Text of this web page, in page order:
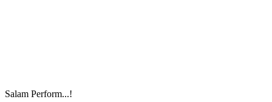
Salam Perform...!